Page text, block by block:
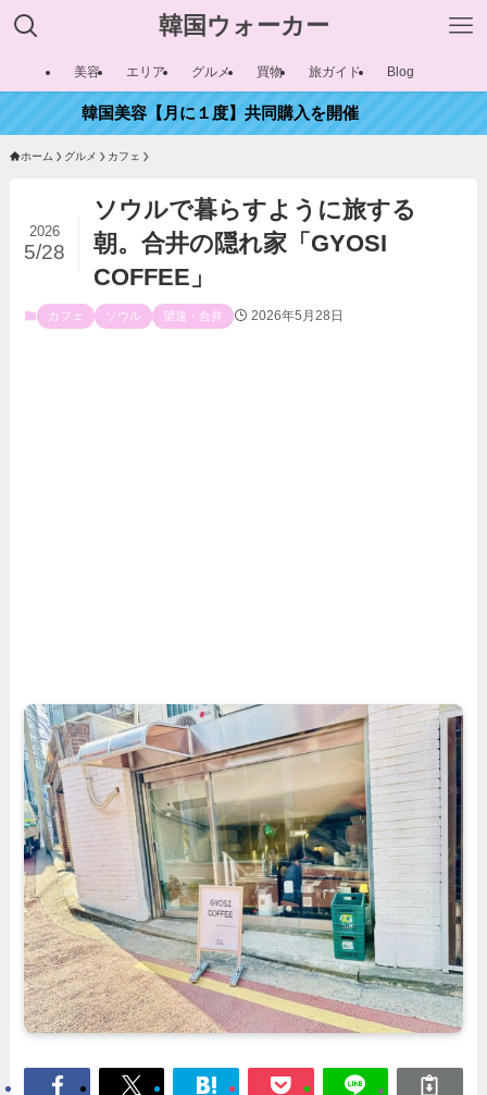
韓国ウォーカー
美容 エリア グルメ 買物 旅ガイド Blog
韓国美容【月に１度】共同購入を開催
ホーム グルメ カフェ
ソウルで暮らすように旅する
朝。合井の隠れ家「GYOSI
COFFEE」
2026
5/28
カフェ ソウル 望遠・合井 2026年5月28日